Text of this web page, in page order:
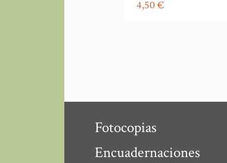
4,50€
Fotocopias
Encuadernaciones